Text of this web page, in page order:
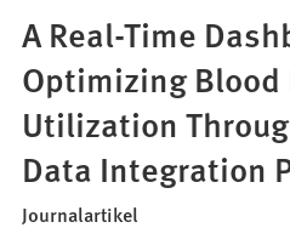
Bewerbung
A Real-Time
Optimizing Blood
Utilization
Data Integration
Journalartikel